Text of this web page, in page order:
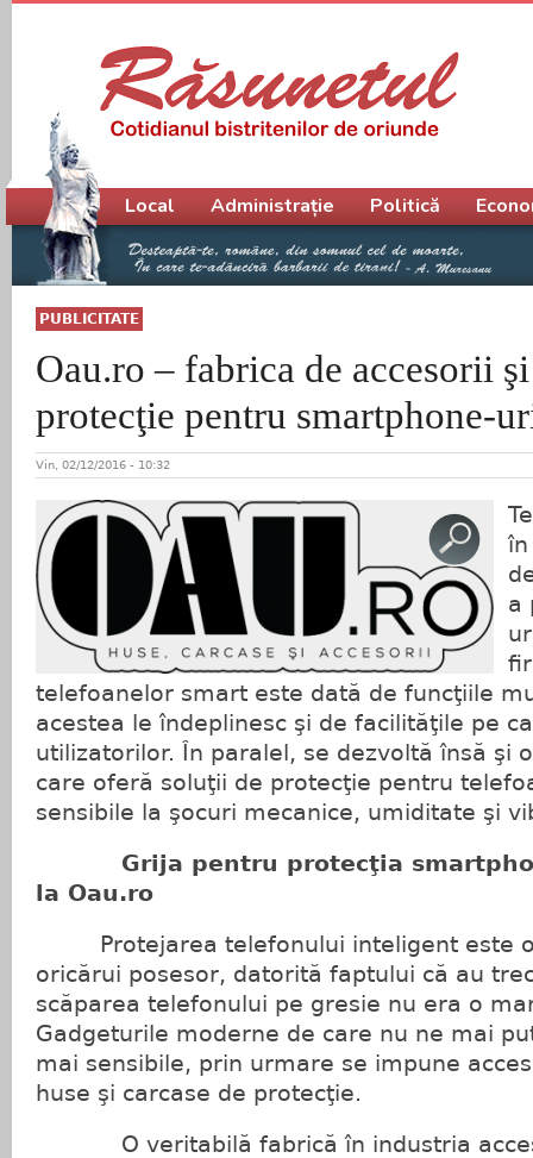
PUBLICITATE
Oau.ro – fabrica de accesorii
protecţie pentru smartphone-
Vin, 02/12/2016 - 10:32
în
a
telefoanelor smart este dată de funcţiile
acestea le îndeplinesc şi de facilităţile pe
utilizatorilor. În paralel, se dezvoltă însă şi
care oferă soluţii de protecţie pentru
sensibile la şocuri mecanice, umiditate şi
Grija pentru protecţia
la Oau.ro
Protejarea telefonului inteligent este o
oricărui posesor, datorită faptului că au
scăparea telefonului pe gresie nu era o
Gadgeturile moderne de care nu ne mai
mai sensibile, prin urmare se impune
huse şi carcase de protecţie.
O veritabilă fabrică în industria
Meniu principal
Local Administrație Politică